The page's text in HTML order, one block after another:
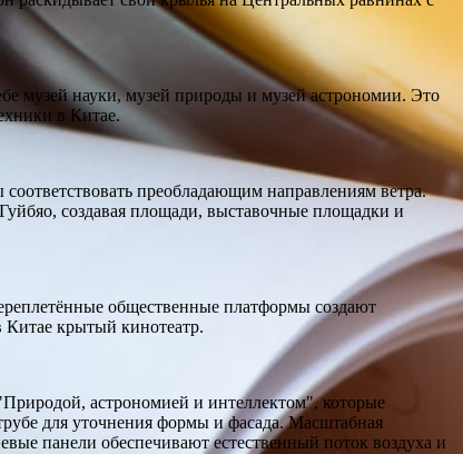
музей науки, музей природы и музей астрономии. Это
в Китае.
преобладающим направлениям ветра.
создавая площади, выставочные площадки и
общественные платформы создают
крытый кинотеатр.
астрономией и интеллектом", которые
для уточнения формы и фасада. Масштабная
панели обеспечивают естественный поток воздуха и